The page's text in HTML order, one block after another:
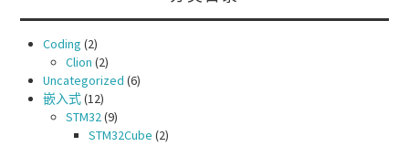
Coding (2)
Clion (2)
Uncategorized (6)
嵌入式(12)
STM32(9)
STM32Cube (2)